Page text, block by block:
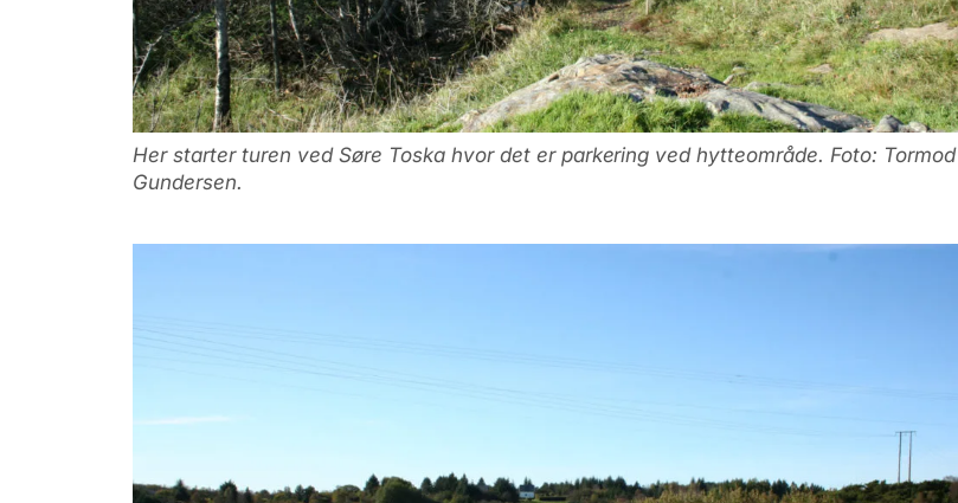
Her starter turen ved Søre Toska hvor det er parkering ved hytteområde. Foto: Tormod
Gundersen.